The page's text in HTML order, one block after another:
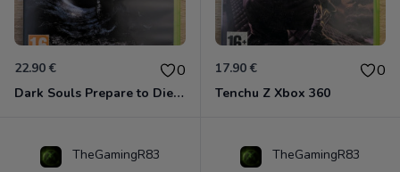
22.90 € 0
Dark Souls Prepare to Die Edition XBOX 360
17.90 € 0
Tenchu Z Xbox 360
TheGamingR83 TheGamingR83